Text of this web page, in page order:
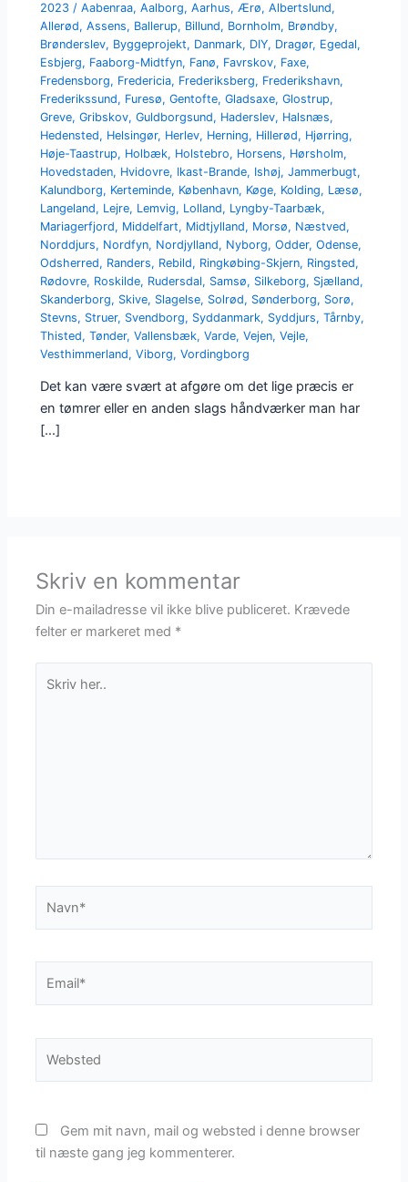
2023 /Aabenraa,Aalborg,Aarhus, Ærø,Albertslund,
Allerød,Assens, Ballerup, Billund, Bornholm, Brøndby,
Brønderslev, Byggeprojekt, Danmark, DIY, Dragør, Egedal,
Esbjerg, Faaborg-Midtfyn, Fanø, Favrskov, Faxe,
Fredensborg, Fredericia, Frederiksberg, Frederikshavn,
Frederikssund, Furesø,Gentofte,Gladsaxe,Glostrup,
Greve,Gribskov,Guldborgsund, Haderslev, Halsnæs,
Hedensted, Helsingør, Herlev, Herning, Hillerød, Hjørring,
Høje-Taastrup, Holbæk, Holstebro, Horsens, Hørsholm,
Hovedstaden, Hvidovre, Ikast-Brande, Ishøj,Jammerbugt,
Kalundborg, Kerteminde, København, Køge, Kolding, Læsø,
Langeland, Lejre, Lemvig, Lolland, Lyngby-Taarbæk,
Mariagerfjord, Middelfart, Midtjylland, Morsø, Næstved,
Norddjurs, Nordfyn, Nordjylland, Nyborg,Odder,Odense,
Odsherred, Randers, Rebild, Ringkøbing-Skjern, Ringsted,
Rødovre, Roskilde, Rudersdal, Samsø, Silkeborg, Sjælland,
Skanderborg, Skive, Slagelse, Solrød, Sønderborg, Sorø,
Stevns, Struer, Svendborg, Syddanmark, Syddjurs,Tårnby,
Thisted,Tønder,Vallensbæk,Varde,Vejen,Vejle,
Vesthimmerland,Viborg,Vordingborg
Det kan være svært at afgøre om det lige præcis er
en tømrer eller en anden slags håndværker man har
[…]
Skriv en kommentar
Din e-mailadresse vil ikke blive publiceret. Krævede
felter er markeret med *
her..
Gem mit navn, mail og websted i denne browser
til næste gang jeg kommenterer.